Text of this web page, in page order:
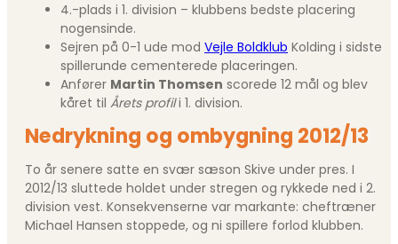
4.-plads i 1. division – klubbens bedste placering
nogensinde.
Sejren på 0-1 ude mod Vejle Boldklub Kolding i sidste
spillerunde cementerede placeringen.
Anfører Martin Thomsen scorede 12 mål og blev
kåret til Årets profili 1. division.
Nedrykning og ombygning 2012/13
To år senere satte en svær sæson Skive under pres. I
2012/13 sluttede holdet under stregen og rykkede ned i 2.
division vest. Konsekvenserne var markante: cheftræner
Michael Hansen stoppede, og ni spillere forlod klubben.